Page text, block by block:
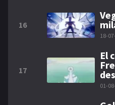
16
18-
17
El
01-